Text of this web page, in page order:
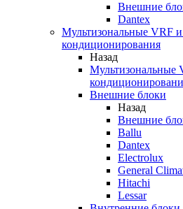
Внешние
Dantex
Мультизональные VRF
кондиционирования
Назад
Мультизональные
Внешние блоки
Назад
Внешние
Ballu
Dantex
Electrolux
General
Hitachi
Lessar